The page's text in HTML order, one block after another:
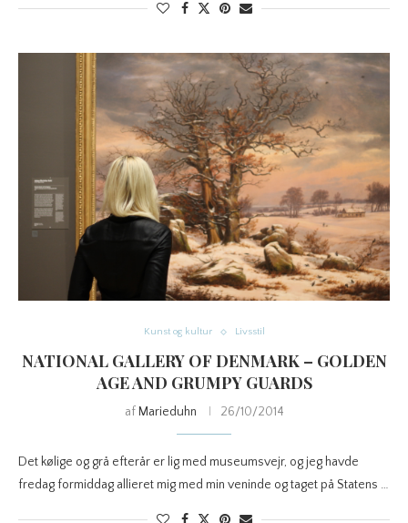
Kunst og kultur Livsstil
NATIONAL GALLERY OF DENMARK – GOLDEN
AGE AND GRUMPY GUARDS
af Marieduhn 26/10/2014
Det kølige og grå efterår er lig med museumsvejr, og jeg havde
fredag formiddag allieret mig med min veninde og taget på Statens …